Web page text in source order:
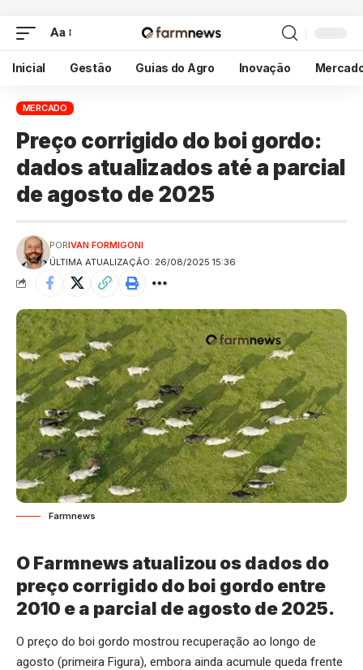
Aa
Inicial Gestão Guias do Agro Inovação
MERCADO
Preço corrigido do boi gordo:
dados atualizados até a parcial
de agosto de 2025
ÚLTIMA ATUALIZAÇÃO: 26/08/2025 15:36
PORIVAN FORMIGONI
Farmnews
O Farmnews atualizou os dados do
preço corrigido do boi gordo entre
2010 e a parcial de agosto de 2025.
O preço do boi gordo mostrou recuperação ao longo de
agosto (primeira Figura), embora ainda acumule queda frente